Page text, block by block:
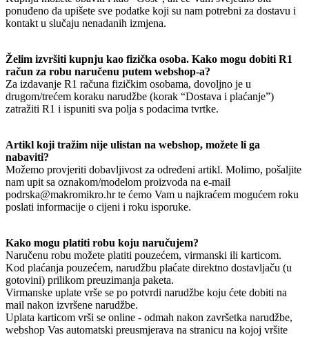
ponuđeno da upišete sve podatke koji su nam potrebni za dostavu i
kontakt u slučaju nenadanih izmjena.
Želim izvršiti kupnju kao fizička osoba. Kako mogu dobiti R1
račun za robu naručenu putem webshop-a?
Za izdavanje R1 računa fizičkim osobama, dovoljno je u
drugom/trećem koraku narudžbe (korak “Dostava i plaćanje”)
zatražiti R1 i ispuniti sva polja s podacima tvrtke.
Artikl koji tražim nije ulistan na webshop, možete li ga
nabaviti?
Možemo provjeriti dobavljivost za određeni artikl. Molimo, pošaljite
nam upit sa oznakom/modelom proizvoda na e-mail
podrska@makromikro.hr te ćemo Vam u najkraćem mogućem roku
poslati informacije o cijeni i roku isporuke.
Kako mogu platiti robu koju naručujem?
Naručenu robu možete platiti pouzećem, virmanski ili karticom.
Kod plaćanja pouzećem, narudžbu plaćate direktno dostavljaču (u
gotovini) prilikom preuzimanja paketa.
Virmanske uplate vrše se po potvrdi narudžbe koju ćete dobiti na
mail nakon izvršene narudžbe.
Uplata karticom vrši se online - odmah nakon završetka narudžbe,
webshop Vas automatski preusmjerava na stranicu na kojoj vršite